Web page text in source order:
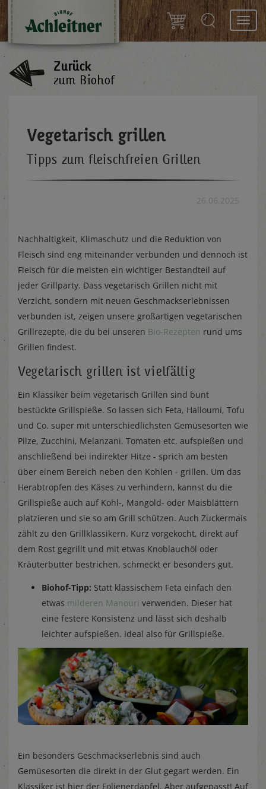
Zurück
zum Biohof
Vegetarisch grillen
Tipps zum fleischfreien Grillen
26.06.2025
Nachhaltigkeit, Klimaschutz und die Reduktion von
Fleisch sind eng miteinander verbunden und dennoch ist
Fleisch für die meisten ein wichtiger Bestandteil auf
jeder Grillparty. Dass vegetarisch Grillen nicht mit
Verzicht, sondern mit neuen Geschmackserlebnissen
verbunden ist, zeigen unsere großartigen vegetarischen
Grillrezepte, die du bei unseren Bio-Rezepten rund ums
Grillen findest.
Vegetarisch grillen ist vielfältig
Ein Klassiker beim vegetarisch Grillen sind bunt
bestückte Grillspieße. So lassen sich Feta, Halloumi, Tofu
und Co. super mit unterschiedlichsten Gemüsesorten wie
Pilze, Zucchini, Melanzani, Tomaten etc. aufspießen und
anschließend bei indirekter Hitze - sprich am besten
über einem Bereich neben den Kohlen - grillen. Um das
Herabtropfen des Käses zu verhindern, kannst du die
Grillspieße auch auf Kohl-, Mangold- oder Maisblättern
platzieren und sie so am Grill schützen. Auch Zuckermais
zählt zu den Grillklassikern. Kurz vorgekocht, direkt auf
dem Rost gegrillt und mit etwas Knoblauchöl oder
Kräuterbutter bestrichen, schmeckt er besonders gut.
Biohof-Tipp: Statt klassischem Feta einfach den
etwas milderen Manouri verwenden. Dieser hat
eine festere Konsistenz und lässt sich deshalb
leichter aufspießen. Ideal also für Grillspieße.
Ein besonders Geschmackserlebnis sind auch
Gemüsesorten die direkt in der Glut gegart werden. Ein
Klassiker ist hier der Folienerdäpfel. Aber aufgepasst! Auf